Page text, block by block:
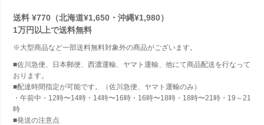
送料 ¥770（北海道¥1,650・沖縄¥1,980）
1万円以上で送料無料
※大型商品など一部送料無料対象外の商品がございます。
■佐川急便、日本郵便、西濃運輸、ヤマト運輸、他にて商品配送を行なって
おります。
■配達時間指定が可能です。（佐川急便、ヤマト運輸のみ）
・午前中・12時〜14時・14時〜16時・16時〜18時・18時〜21時・19～21
時
■発送の注意点